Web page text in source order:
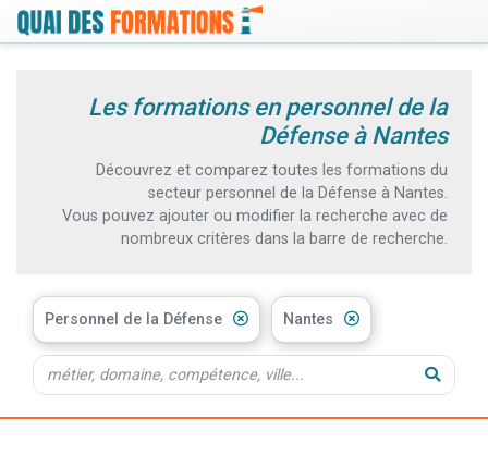
Les formations en personnel de la
Défense à Nantes
Découvrez et comparez toutes les formations du
secteur personnel de la Défense à Nantes.
Vous pouvez ajouter ou modifier la recherche avec de
nombreux critères dans la barre de recherche.
Personnel de la Défense Nantes